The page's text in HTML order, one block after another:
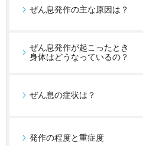
ぜん息発作の主な原因は？
ぜん息発作が起こったとき
身体はどうなっているの？
ぜん息の症状は？
発作の程度と重症度